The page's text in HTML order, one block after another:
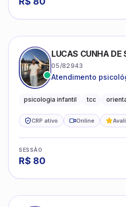
LUCAS CUNHA DE
05/82943
Atendimento
promovendo
psicologia infantil tcc
CRP ativo Online
SESSÃO
R$ 80